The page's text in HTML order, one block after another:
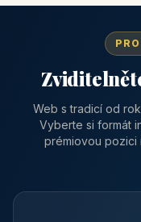
Web s tradicí od
Vyberte si formát
prémiovou pozici